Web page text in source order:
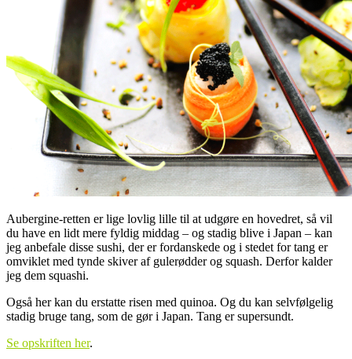
Aubergine-retten er lige lovlig lille til at udgøre en hovedret, så vil
du have en lidt mere fyldig middag – og stadig blive i Japan – kan
jeg anbefale disse sushi, der er fordanskede og i stedet for tang er
omviklet med tynde skiver af gulerødder og squash. Derfor kalder
jeg dem squashi.
Også her kan du erstatte risen med quinoa. Og du kan selvfølgelig
stadig bruge tang, som de gør i Japan. Tang er supersundt.
Se opskriften her.